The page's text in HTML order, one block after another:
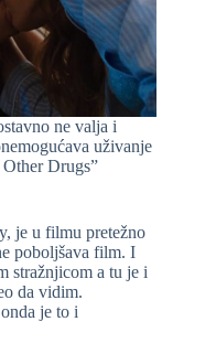
ne valja i
uživanje
Drugs”
je u filmu pretežno
poboljšava film. I
stražnjicom a tu je i
da vidim.
je to i